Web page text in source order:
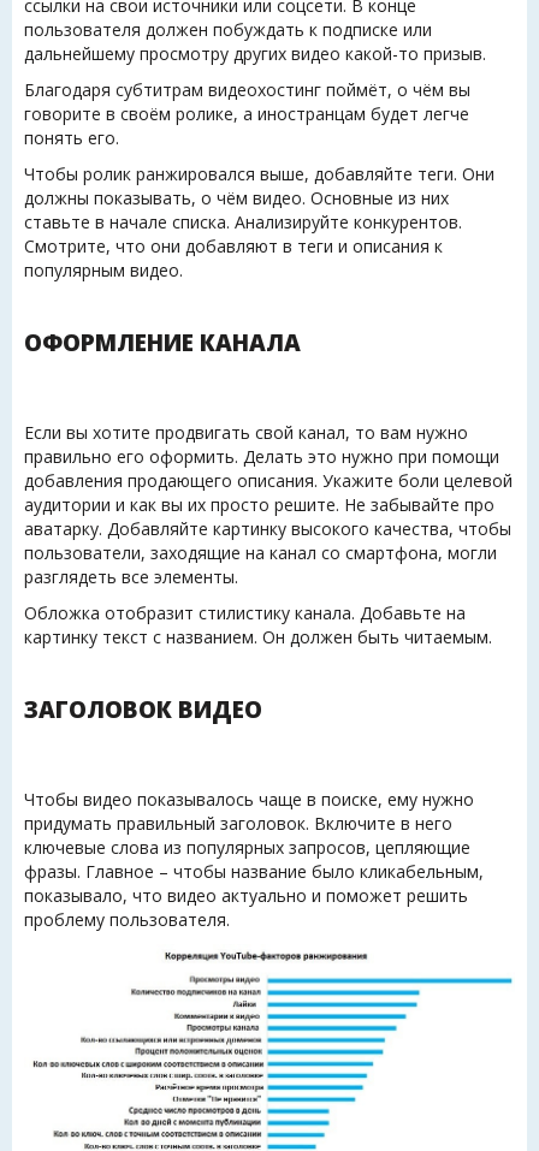
ссылки на свои источники или соцсети. В конце
пользователя должен побуждать к подписке или
дальнейшему просмотру других видео какой-то призыв.
Благодаря субтитрам видеохостинг поймёт, о чём вы
говорите в своём ролике, а иностранцам будет легче
понять его.
Чтобы ролик ранжировался выше, добавляйте теги. Они
должны показывать, о чём видео. Основные из них
ставьте в начале списка. Анализируйте конкурентов.
Смотрите, что они добавляют в теги и описания к
популярным видео.
ОФОРМЛЕНИЕ КАНАЛА
Если вы хотите продвигать свой канал, то вам нужно
правильно его оформить. Делать это нужно при помощи
добавления продающего описания. Укажите боли целевой
аудитории и как вы их просто решите. Не забывайте про
аватарку. Добавляйте картинку высокого качества, чтобы
пользователи, заходящие на канал со смартфона, могли
разглядеть все элементы.
Обложка отобразит стилистику канала. Добавьте на
картинку текст с названием. Он должен быть читаемым.
ЗАГОЛОВОК ВИДЕО
Чтобы видео показывалось чаще в поиске, ему нужно
придумать правильный заголовок. Включите в него
ключевые слова из популярных запросов, цепляющие
фразы. Главное – чтобы название было кликабельным,
показывало, что видео актуально и поможет решить
проблему пользователя.